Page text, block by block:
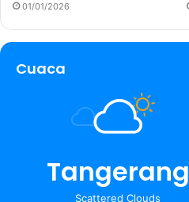
01/01/2026
Cuaca
Tangerang
Scattered Clouds